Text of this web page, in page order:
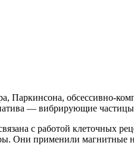
Паркинсона, обсессивно-
— вибрирующие
с работой клеточных
Они применили магнитные